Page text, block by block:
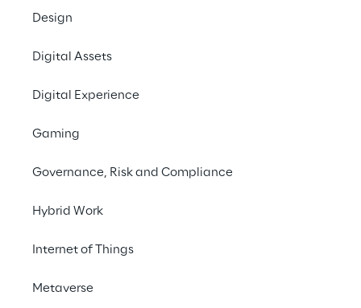
Design
Digital Assets
Digital Experience
Gaming
Governance, Risk and Compliance
Hybrid Work
Internet of Things
Metaverse
Mit einem Freund teilen
09. Februar 2024
ImPAC RADAR „Führende Anbieter von
2024“, einer Branchenstudie des
unabhängigen Forschungs- und